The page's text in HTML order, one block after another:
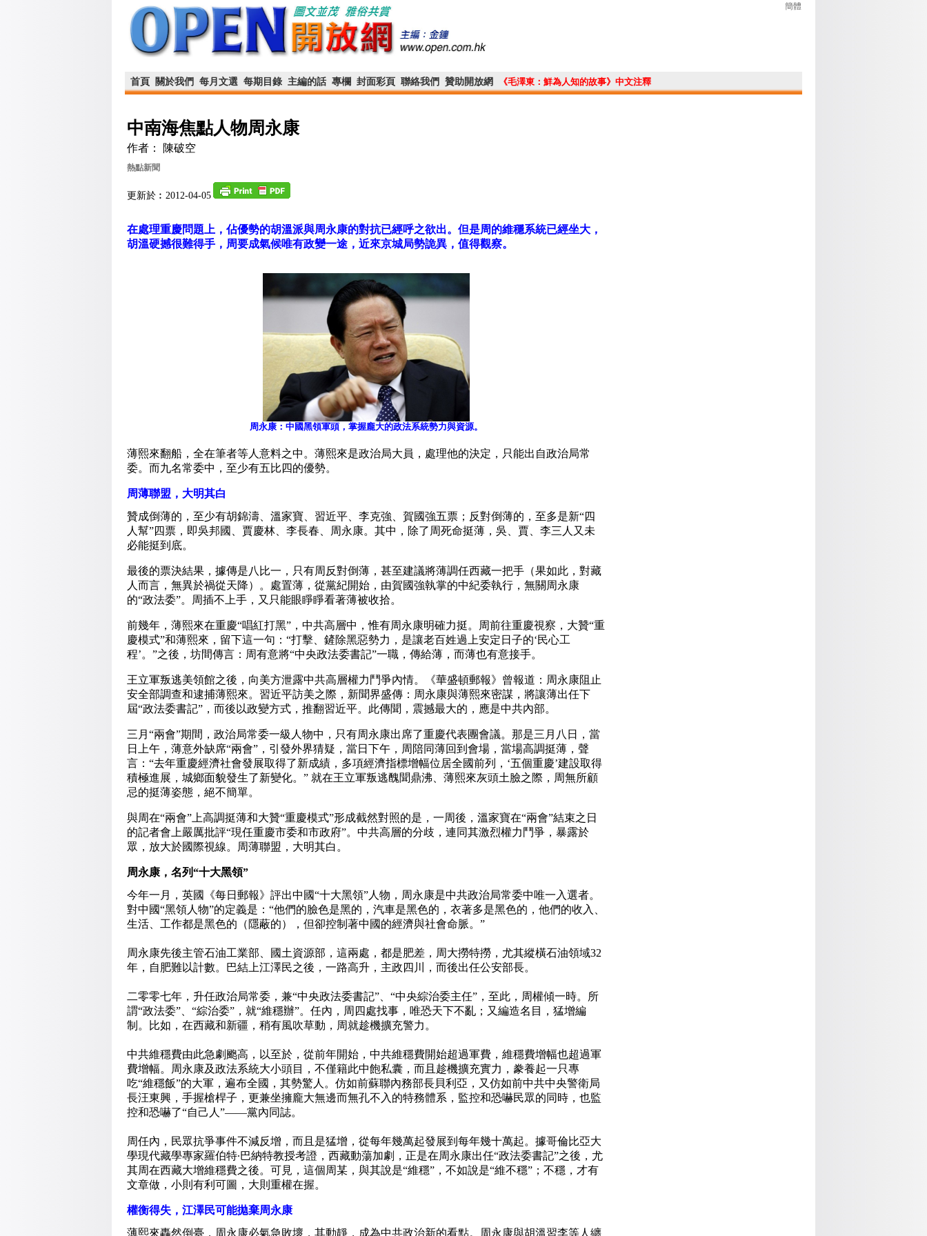
簡體
首頁 關於我們 每月文選 每期目錄 主編的話 專欄 封面彩頁 聯絡我們 贊助開放網 《毛澤東：鮮為人知的故事》中文注釋
中南海焦點人物周永康
作者： 陳破空
熱點新聞
更新於︰2012-04-05
在處理重慶問題上，佔優勢的胡溫派與周永康的對抗已經呼之欲出。但是周的維穩系統已經坐大，
胡溫硬撼很難得手，周要成氣候唯有政變一途，近來京城局勢詭異，值得觀察。
周永康：中國黑領軍頭，掌握龐大的政法系統勢力與資源。
薄熙來翻船，全在筆者等人意料之中。薄熙來是政治局大員，處理他的決定，只能出自政治局常
委。而九名常委中，至少有五比四的優勢。
周薄聯盟，大明其白
贊成倒薄的，至少有胡錦濤、溫家寶、習近平、李克強、賀國強五票；反對倒薄的，至多是新“四
人幫”四票，即吳邦國、賈慶林、李長春、周永康。其中，除了周死命挺薄，吳、賈、李三人又未
必能挺到底。
最後的票決結果，據傳是八比一，只有周反對倒薄，甚至建議將薄調任西藏一把手（果如此，對藏
人而言，無異於禍從天降）。處置薄，從黨紀開始，由賀國強執掌的中紀委執行，無關周永康
的“政法委”。周插不上手，又只能眼睜睜看著薄被收拾。
前幾年，薄熙來在重慶“唱紅打黑”，中共高層中，惟有周永康明確力挺。周前往重慶視察，大贊“重
慶模式”和薄熙來，留下這一句：“打擊、鏟除黑惡勢力，是讓老百姓過上安定日子的‘民心工
程’。”之後，坊間傳言：周有意將“中央政法委書記”一職，傳給薄，而薄也有意接手。
王立軍叛逃美領館之後，向美方泄露中共高層權力鬥爭內情。《華盛頓郵報》曾報道：周永康阻止
安全部調查和逮捕薄熙來。習近平訪美之際，新聞界盛傳：周永康與薄熙來密謀，將讓薄出任下
屆“政法委書記”，而後以政變方式，推翻習近平。此傳聞，震撼最大的，應是中共內部。
三月“兩會”期間，政治局常委一級人物中，只有周永康出席了重慶代表團會議。那是三月八日，當
日上午，薄意外缺席“兩會”，引發外界猜疑，當日下午，周陪同薄回到會場，當場高調挺薄，聲
言：“去年重慶經濟社會發展取得了新成績，多項經濟指標增幅位居全國前列，‘五個重慶’建設取得
積極進展，城鄉面貌發生了新變化。” 就在王立軍叛逃醜聞鼎沸、薄熙來灰頭土臉之際，周無所顧
忌的挺薄姿態，絕不簡單。
與周在“兩會”上高調挺薄和大贊“重慶模式”形成截然對照的是，一周後，溫家寶在“兩會”結束之日
的記者會上嚴厲批評“現任重慶市委和市政府”。中共高層的分歧，連同其激烈權力鬥爭，暴露於
眾，放大於國際視線。周薄聯盟，大明其白。
周永康，名列“十大黑領”
今年一月，英國《每日郵報》評出中國“十大黑領”人物，周永康是中共政治局常委中唯一入選者。
對中國“黑領人物”的定義是：“他們的臉色是黑的，汽車是黑色的，衣著多是黑色的，他們的收入、
生活、工作都是黑色的（隱蔽的），但卻控制著中國的經濟與社會命脈。”
周永康先後主管石油工業部、國土資源部，這兩處，都是肥差，周大撈特撈，尤其縱橫石油領域32
年，自肥難以計數。巴結上江澤民之後，一路高升，主政四川，而後出任公安部長。
二零零七年，升任政治局常委，兼“中央政法委書記”、“中央綜治委主任”，至此，周權傾一時。所
謂“政法委”、“綜治委”，就“維穩辦”。任內，周四處找事，唯恐天下不亂；又編造名目，猛增編
制。比如，在西藏和新疆，稍有風吹草動，周就趁機擴充警力。
中共維穩費由此急劇颮高，以至於，從前年開始，中共維穩費開始超過軍費，維穩費增幅也超過軍
費增幅。周永康及政法系統大小頭目，不僅籍此中飽私囊，而且趁機擴充實力，豢養起一只專
吃“維穩飯”的大軍，遍布全國，其勢驚人。仿如前蘇聯內務部長貝利亞，又仿如前中共中央警衛局
長汪東興，手握槍桿子，更兼坐擁龐大無邊而無孔不入的特務體系，監控和恐嚇民眾的同時，也監
控和恐嚇了“自己人 ”——黨內同誌。
周任內，民眾抗爭事件不減反增，而且是猛增，從每年幾萬起發展到每年幾十萬起。據哥倫比亞大
學現代藏學專家羅伯特∙巴納特教授考證，西藏動蕩加劇，正是在周永康出任“政法委書記”之後，尤
其周在西藏大增維穩費之後。可見，這個周某 ，與其說是“維穩”，不如說是“維不穩”；不穩，才有
文章做，小則有利可圖，大則重權在握。
權衡得失，江澤民可能拋棄周永康
薄熙來轟然倒臺，周永康必氣急敗壞，其動靜，成為中共政治新的看點。周永康與胡溫習李等人纏